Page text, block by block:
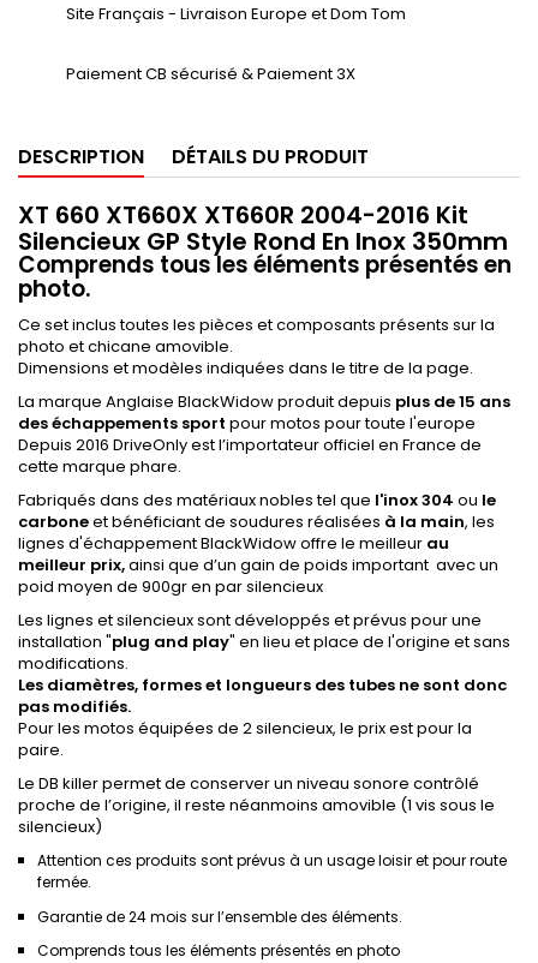
Site Français - Livraison Europe et Dom Tom
Paiement CB sécurisé & Paiement 3X
DESCRIPTION DÉTAILS DU PRODUIT
XT 660 XT660X XT660R 2004-2016 Kit
Silencieux GP Style Rond En Inox 350mm
Comprends tous les éléments présentés en
photo.
Ce set inclus toutes les pièces et composants présents sur la
photo et chicane amovible.
Dimensions et modèles indiquées dans le titre de la page.
La marque Anglaise BlackWidow produit depuis plus de 15 ans
des échappements sport pour motos pour toute l'europe
Depuis 2016 DriveOnly est l’importateur officiel en France de
cette marque phare.
Fabriqués dans des matériaux nobles tel que l'inox 304 ou le
carboneet bénéficiant de soudures réalisées à la main, les
lignes d'échappement BlackWidow offre le meilleur au
meilleur prix,ainsi que d’un gain de poids important avec un
poid moyen de 900gr en par silencieux
Les lignes et silencieux sont développés et prévus pour une
installation "plug and play" en lieu et place de l'origine et sans
modifications.
Les diamètres, formes et longueurs des tubes ne sont donc
pas modifiés.
Pour les motos équipées de 2 silencieux, le prix est pour la
paire.
Le DB killer permet de conserver un niveau sonore contrôlé
proche de l’origine, il reste néanmoins amovible (1 vis sous le
silencieux)
Attention ces produits sont prévus à un usage loisir et pour route
fermée.
Garantie de 24 mois sur l’ensemble des éléments.
Comprends tous les éléments présentés en photo